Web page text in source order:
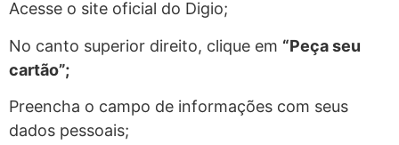
Acesse o site oficial do Digio;
No canto superior direito, clique em “Peça seu
cartão”;
Preencha o campo de informações com seus
dados pessoais;